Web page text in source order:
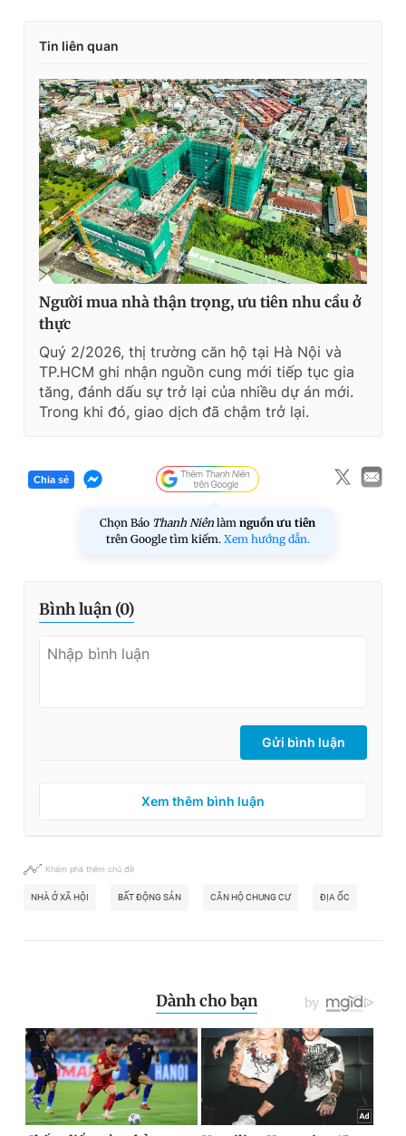
Tin liên quan
Người mua nhà thận trọng, ưu tiên nhu cầu ở
thực
Quý 2/2026, thị trường căn hộ tại Hà Nội và
TP.HCM ghi nhận nguồn cung mới tiếp tục gia
tăng, đánh dấu sự trở lại của nhiều dự án mới.
Trong khi đó, giao dịch đã chậm trở lại.
Chia sẻ
Chọn Báo Thanh Niên làm nguồn ưu tiên
trên Google tìm kiếm. Xem hướng dẫn.
Bình luận (0)
Gửi bình luận
Xem thêm bình luận
Khám phá thêm chủ đề
NHÀ Ở XÃ HỘI BẤT ĐỘNG SẢN CĂN HỘ CHUNG CƯ ĐỊA ỐC